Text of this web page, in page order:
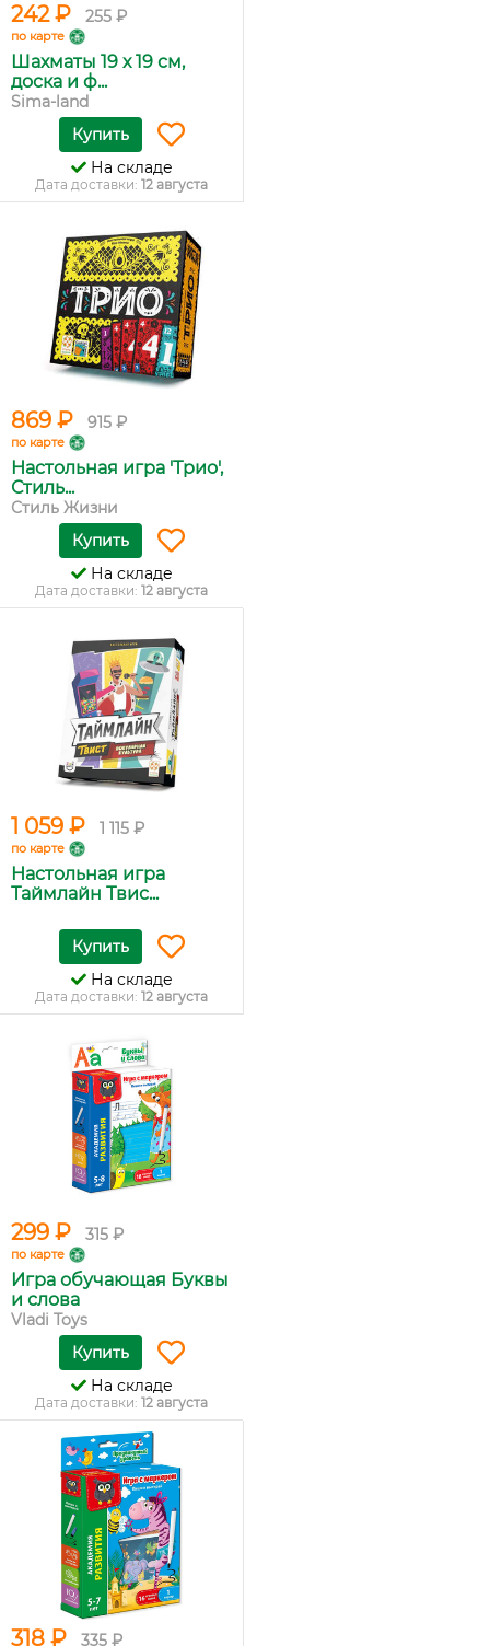
242 ₽ 255 ₽
по карте
Шахматы 19 х 19 см,
доска и ф...
Sima-land
Купить
На складе
Дата доставки: 12 августа
869 ₽ 915 ₽
по карте
Настольная игра 'Трио',
Стиль...
Стиль Жизни
Купить
На складе
Дата доставки: 12 августа
1 059 ₽ 1 115 ₽
по карте
Настольная игра
Таймлайн Твис...
Купить
На складе
Дата доставки: 12 августа
299 ₽ 315 ₽
по карте
Игра обучающая Буквы
и слова
Vladi Toys
Купить
На складе
Дата доставки: 12 августа
318 ₽ 335 ₽